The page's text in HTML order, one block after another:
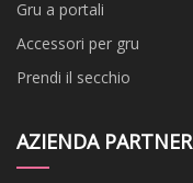
Gru a portali
Accessori per gru
Prendi il secchio
AZIENDA PARTNER